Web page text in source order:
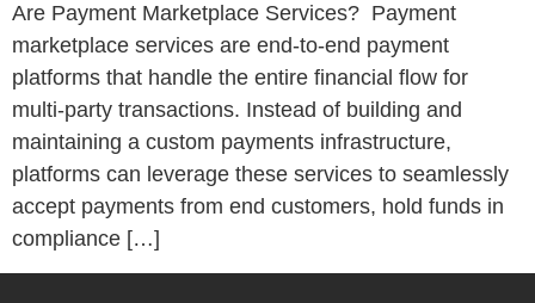
Are Payment Marketplace Services? Payment
marketplace services are end-to-end payment
platforms that handle the entire financial flow for
multi-party transactions. Instead of building and
maintaining a custom payments infrastructure,
platforms can leverage these services to seamlessly
accept payments from end customers, hold funds in
compliance […]